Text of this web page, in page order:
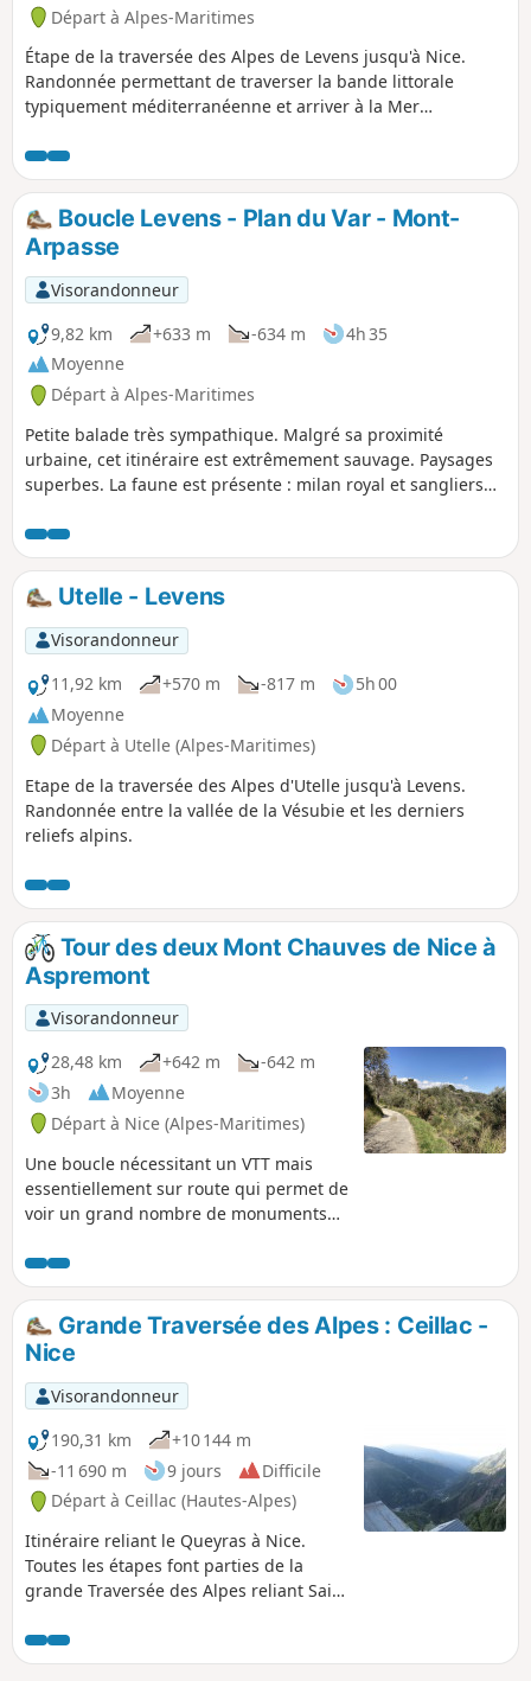
Départ à Alpes-Maritimes
Étape de la traversée des Alpes de Levens jusqu'à Nice.
Randonnée permettant de traverser la bande littorale
typiquement méditerranéenne et arriver à la Mer
Boucle Levens - Plan du Var - Mont-
Arpasse
Visorandonneur
9,82 km
+633 m -634 m
4h 35
Moyenne
Départ à Alpes-Maritimes
Petite balade très sympathique. Malgré sa proximité
urbaine, cet itinéraire est extrêmement sauvage. Paysages
superbes. La faune est présente : milan royal et sangliers
Utelle - Levens
Visorandonneur
11,92 km
+570 m -817 m
5h 00
Moyenne
Départ à Utelle (Alpes-Maritimes)
Etape de la traversée des Alpes d'Utelle jusqu'à Levens.
Randonnée entre la vallée de la Vésubie et les derniers
reliefs alpins.
Tour des deux Mont Chauves de Nice à
Aspremont
Visorandonneur
28,48 km
+642 m
-642 m
3h
Moyenne
Départ à Nice (Alpes-Maritimes)
Une boucle nécessitant un VTT mais
essentiellement sur route qui permet de
voir un grand nombre de monuments
pays comme Falicon, Tourette Levens et
Aspremont. La piste entre Falicon et
Aspremont longeant le flanc Est du
Mont Chauve de Tourette est agréable
au printemps et à l'automne. Le retour à
partir d'Aspremont est sur route et en
descente jusqu'à Nice.
Grande Traversée des Alpes : Ceillac -
Nice
Visorandonneur
190,31 km
+10 144 m
-11 690 m
9 jours
Difficile
Départ à Ceillac (Hautes-Alpes)
Itinéraire reliant le Queyras à Nice.
Toutes les étapes font parties de la
grande Traversée des Alpes reliant Saint
à suivre est le GR®5. Ce balisage est
parfait et permet de randonner en